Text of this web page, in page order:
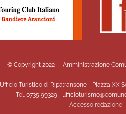
© Copyright 2022 - | Amministrazione
Ufficio Turistico di Ripatransone - Piazza XX
Tel. 0735 99329 -
Accesso redazione